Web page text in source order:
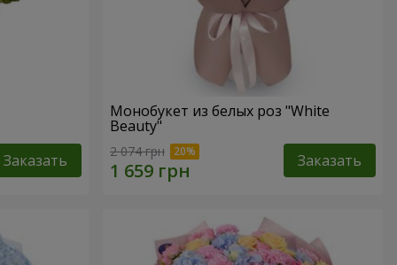
Заказать
Монобукет из белых роз "White
Beauty"
2 074 грн Заказать